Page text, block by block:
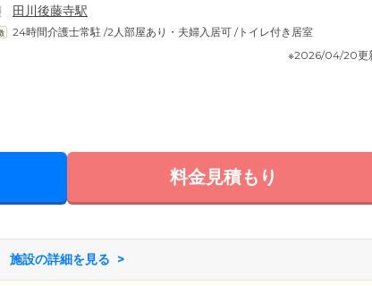
田川後藤寺駅
24時間介護士常駐 /2人部屋あり・夫婦入居可 /トイレ付き居室
※2026/04/20更
料金見積もり
施設の詳細を見る